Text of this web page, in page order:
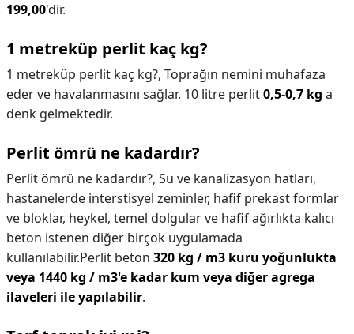
199,00'dir.
1 metreküp perlit kaç kg?
1 metreküp perlit kaç kg?, Toprağın nemini muhafaza
eder ve havalanmasını sağlar. 10 litre perlit0,5-0,7 kg a
denk gelmektedir.
Perlit ömrü ne kadardır?
Perlit ömrü ne kadardır?, Su ve kanalizasyon hatları,
hastanelerde interstisyel zeminler, hafif prekast formlar
ve bloklar, heykel, temel dolgular ve hafif ağırlıkta kalıcı
beton istenen diğer birçok uygulamada
kullanılabilir.Perlit beton 320 kg / m3 kuru yoğunlukta
veya 1440 kg / m3'e kadar kum veya diğer agrega
ilaveleri ile yapılabilir.